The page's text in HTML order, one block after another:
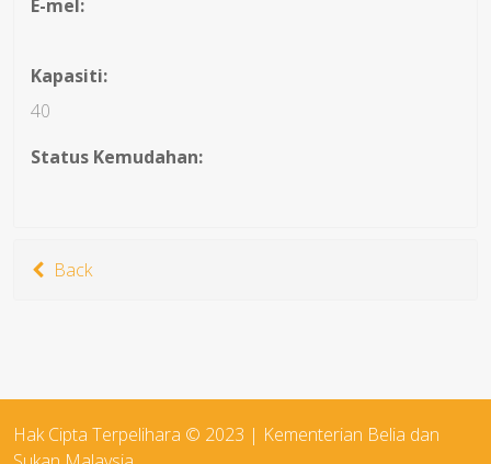
E-mel:
Kapasiti:
40
Status Kemudahan:
Back
Hak Cipta Terpelihara © 2023 | Kementerian Belia dan